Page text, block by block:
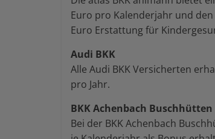
Euro pro Kalenderjahr und den
Euro Erstattung für
Audi BKK
Alle Audi BKK Versicherten
pro Jahr.
BKK Achenbach Buschhütten
Bei der BKK Achenbach